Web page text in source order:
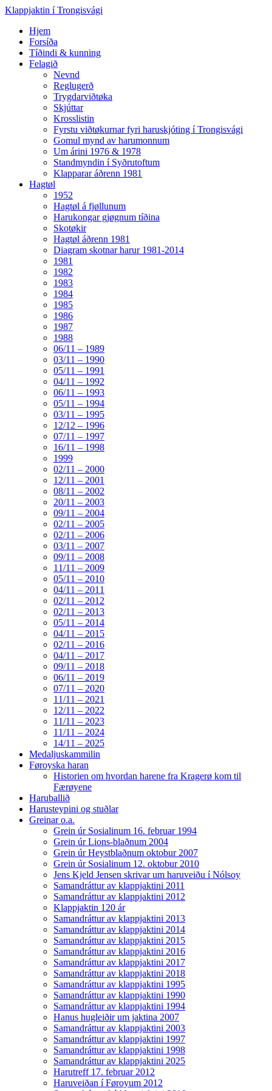
Klappjaktin í Trongisvági
Hjem
Forsíða
Tíðindi & kunning
Felagið
Nevnd
Reglugerð
Trygdarviðtøka
Skjúttar
Krosslistin
Fyrstu viðtøkurnar fyri haruskjóting í Trongisvági
Gomul mynd av harumonnum
Um árini 1976 & 1978
Standmyndin í Syðrutoftum
Klapparar áðrenn 1981
Hagtøl
1952
Hagtøl á fjøllunum
Harukongar gjøgnum tíðina
Skotøkir
Hagtøl áðrenn 1981
Diagram skotnar harur 1981-2014
1981
1982
1983
1984
1985
1986
1987
1988
06/11 – 1989
03/11 – 1990
05/11 – 1991
04/11 – 1992
06/11 – 1993
05/11 – 1994
03/11 – 1995
12/12 – 1996
07/11 – 1997
16/11 – 1998
1999
02/11 – 2000
12/11 – 2001
08/11 – 2002
20/11 – 2003
09/11 – 2004
02/11 – 2005
02/11 – 2006
03/11 – 2007
09/11 – 2008
11/11 – 2009
05/11 – 2010
04/11 – 2011
02/11 – 2012
02/11 – 2013
05/11 – 2014
04/11 – 2015
02/11 – 2016
04/11 – 2017
09/11 – 2018
06/11 – 2019
07/11 – 2020
11/11 – 2021
12/11 – 2022
11/11 – 2023
11/11 – 2024
14/11 – 2025
Medaljuskammilin
Føroyska haran
Historien om hvordan harene fra Kragerø kom til
Færøyene
Haruballið
Harusteypini og stuðlar
Greinar o.a.
Grein úr Sosialinum 16. februar 1994
Grein úr Lions-blaðnum 2004
Grein úr Heystblaðnum oktobur 2007
Grein úr Sosialinum 12. oktobur 2010
Jens Kjeld Jensen skrivar um haruveiðu í Nólsoy
Samandráttur av klappjaktini 2011
Samandráttur av klappjaktini 2012
Klappjaktin 120 ár
Samandráttur av klappjaktini 2013
Samandráttur av klappjaktini 2014
Samandráttur av klappjaktini 2015
Samandráttur av klappjaktini 2016
Samandráttur av klappjaktini 2017
Samandráttur av klappjaktini 2018
Samandráttur av klappjaktini 1995
Samandráttur av klappjaktini 1990
Samandráttur av klappjaktini 1994
Hanus hugleiðir um jaktina 2007
Samandráttur av klappjaktini 2003
Samandráttur av klappjaktini 1997
Samandráttur av klappjaktini 1998
Samandráttur av klappjaktini 2025
Harutreff 17. februar 2012
Haruveiðan í Føroyum 2012